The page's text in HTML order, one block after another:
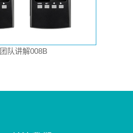
团队讲解008B